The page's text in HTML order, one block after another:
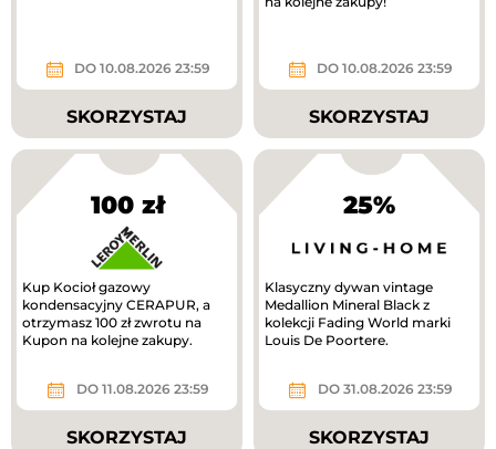
DO 10.08.2026 23:59
SKORZYSTAJ
DO 10.08.2026 23:59
SKORZYSTAJ
100 zł
Kup Kocioł gazowy
kondensacyjny CERAPUR, a
otrzymasz 100 zł zwrotu na
Kupon na kolejne zakupy.
DO 11.08.2026 23:59
SKORZYSTAJ
25%
Klasyczny dywan vintage
Medallion Mineral Black z
kolekcji Fading World marki
Louis De Poortere.
DO 31.08.2026 23:59
SKORZYSTAJ